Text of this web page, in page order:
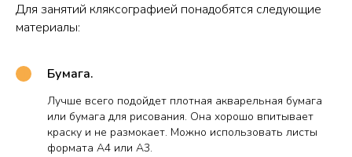
Для занятий кляксографией понадобятся следующие
материалы:
Бумага.
Лучше всего подойдет плотная акварельная бумага
или бумага для рисования. Она хорошо впитывает
краску и не размокает. Можно использовать листы
формата А4 или А3.